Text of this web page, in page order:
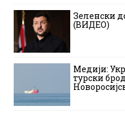
Зеленски
(ВИДЕО)
Медији:
турски